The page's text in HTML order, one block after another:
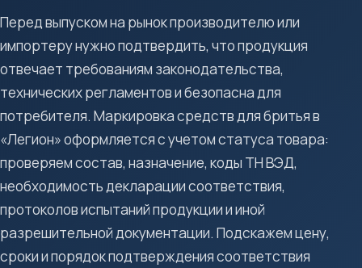
Перед выпуском на рынок производителю или
импортеру нужно подтвердить, что продукция
отвечает требованиям законодательства,
технических регламентов и безопасна для
потребителя. Маркировка средств для бритья в
«Легион» оформляется с учетом статуса товара:
проверяем состав, назначение, коды ТН ВЭД,
необходимость декларации соответствия,
протоколов испытаний продукции и иной
разрешительной документации. Подскажем цену,
сроки и порядок подтверждения соответствия